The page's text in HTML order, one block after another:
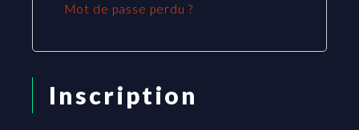
Mot de passe perdu ?
Inscription